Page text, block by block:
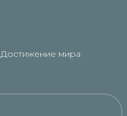
Достижение мира